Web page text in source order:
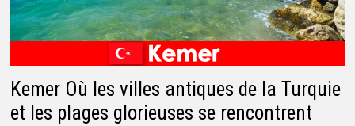
Kemer Où les villes antiques de la Turquie
et les plages glorieuses se rencontrent